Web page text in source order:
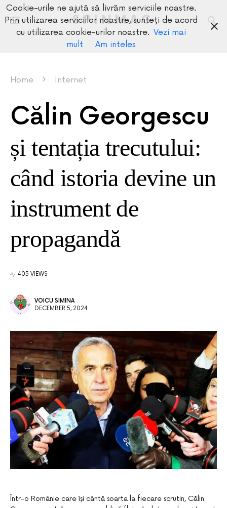
SPINMAG
Home Internet
Călin Georgescu
și tentația trecutului:
când istoria devine un
instrument de
propagandă
405 VIEWS
VOICU SIMINA
DECEMBER 5, 2024
Într-o Românie care își cântă soarta la fiecare scrutin, Călin
Cookie-urile ne ajută să livrăm serviciile noastre.
Prin utilizarea serviciilor noastre, sunteți de acord
cu utilizarea cookie-urilor noastre. Vezi mai
mult
Am inteles